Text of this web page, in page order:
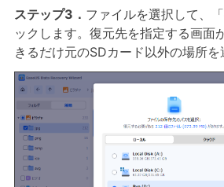
ステップ3． ファイルを選択して、「
ックします。復元先を指定する画面
きるだけ元のSDカード以外の場所を